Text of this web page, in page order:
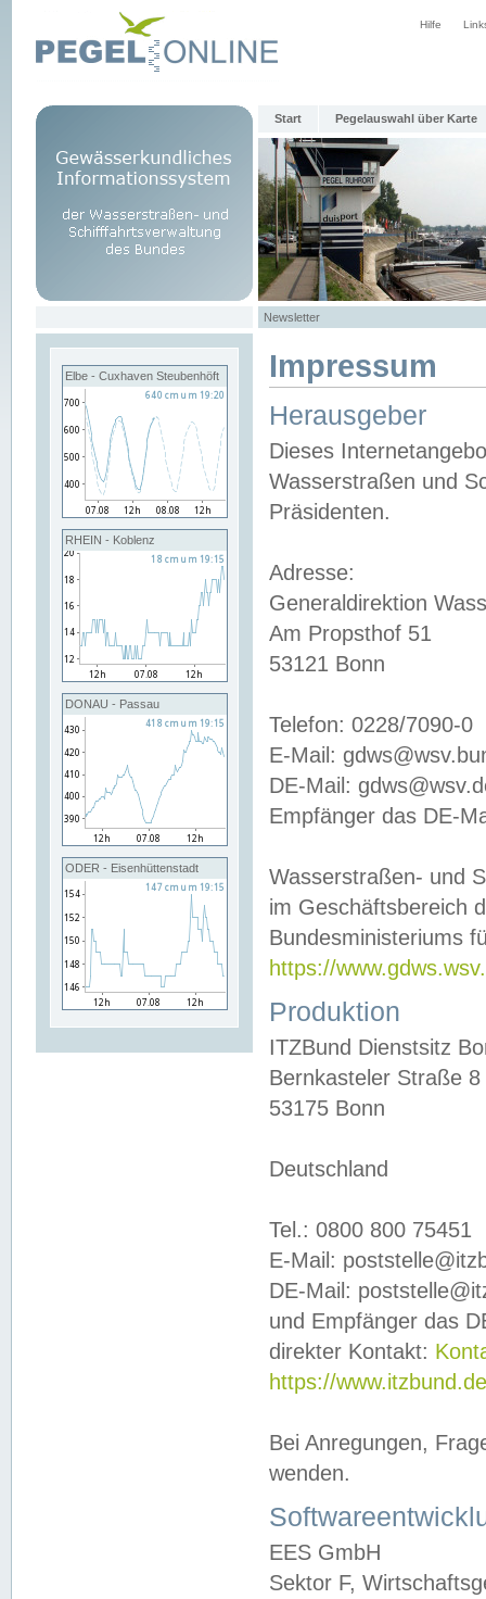
Hilfe
Start Pegelauswahl über Karte
Newsletter
Elbe - Cuxhaven Steubenhöft
RHEIN - Koblenz
DONAU - Passau
ODER - Eisenhüttenstadt
Impressum
Herausgeber
Dieses
Wasserstraßen und
Präsidenten.
Adresse:
Generaldirektion
Am Propsthof 51
53121 Bonn
Telefon: 0228/7090-0
E-Mail:
DE-Mail:
Empfänger das DE-
Wasserstraßen- und
im Geschäftsbereich
Bundesministeriums
https://
Produktion
ITZBund Dienstsitz
Bernkasteler Straße 8
53175 Bonn
Deutschland
Tel.: 0800 800 75451
E-Mail:
DE-Mail:
und Empfänger das
direkter Kontakt:
https://
Bei Anregungen,
wenden.
EES GmbH
Sektor F,